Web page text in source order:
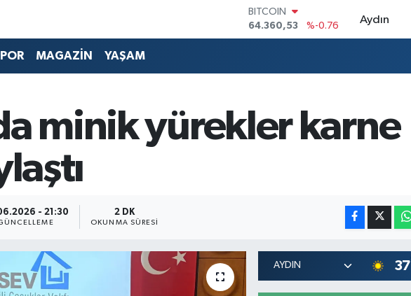
DOLAR
47,7069
%0.17
EURO
6574.81
%1.44
BİST100
13.887
%64
Aydın
MAGAZİN YAŞAM
minik yürekler karne
- 21:30 2 DK
OKUNMA SÜRESI
37